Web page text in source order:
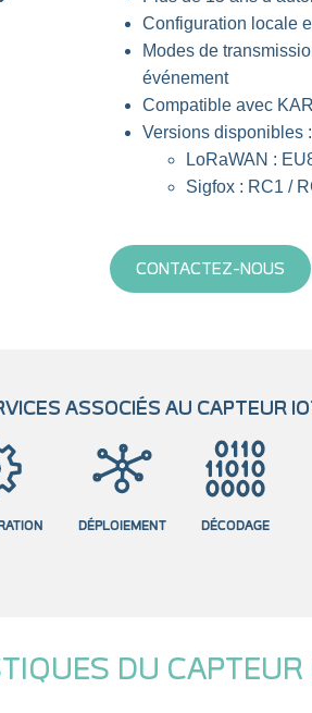
Configuration locale
Modes de
événement
Compatible avec
Versions disponibles :
LoRaWAN :
Sigfox : RC1 /
CONTACTEZ-NOUS
ASSOCIÉS AU CAPTEUR
DÉPLOIEMENT DÉCODAGE
DU